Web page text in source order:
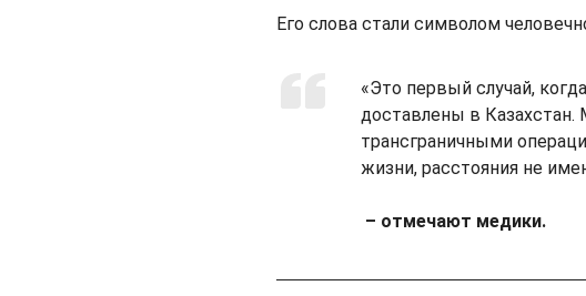
Его слова стали символом
«Это первый случай,
доставлены в
трансграничными
жизни, расстояния не
– отмечают медики.